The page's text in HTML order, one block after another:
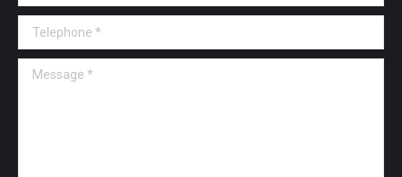
Telephone *
Message *